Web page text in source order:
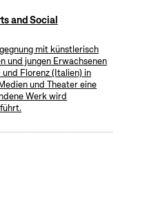
and Social
mit künstlerisch
und jungen Erwachsenen
Florenz (Italien) in
und Theater eine
Werk wird